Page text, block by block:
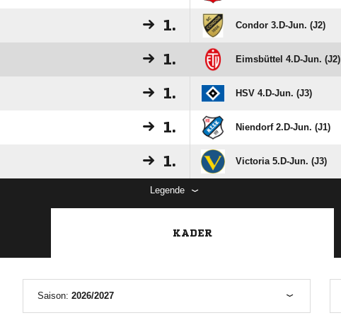
1. Condor 3.D-Jun. (J2)
1. Eimsbüttel 4.D-Jun. (J2)
1. HSV 4.D-Jun. (J3)
1. Niendorf 2.D-Jun. (J1)
1. Victoria 5.D-Jun. (J3)
Legende
KADER
Saison: 2026/2027